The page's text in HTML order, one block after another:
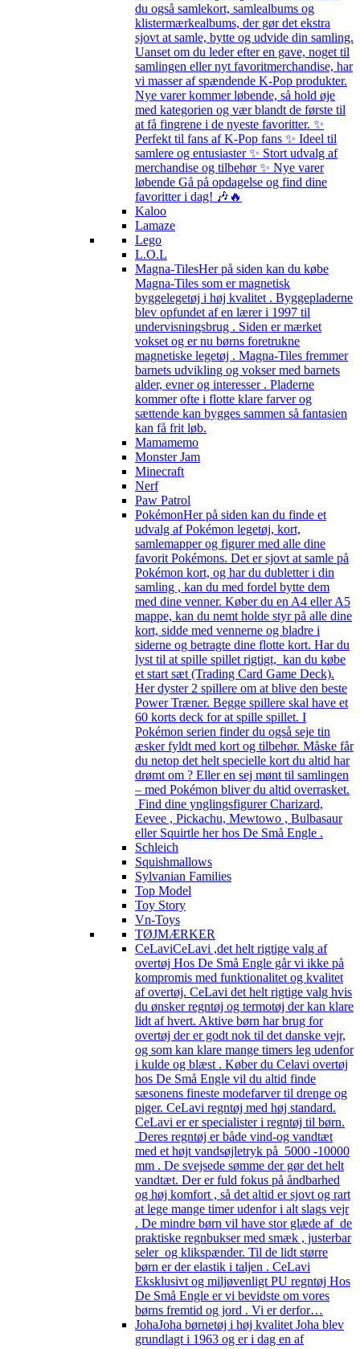
du også samlekort, samlealbums og
klistermærkealbums, der gør det ekstra
sjovt at samle, bytte og udvide din samling.
Uanset om du leder efter en gave, noget til
samlingen eller nyt favoritmerchandise, har
vi masser af spændende K-Pop produkter.
Nye varer kommer løbende, så hold øje
med kategorien og vær blandt de første til
at få fingrene i de nyeste favoritter. ✨
Perfekt til fans af K-Pop fans ✨ Ideel til
samlere og entusiaster ✨ Stort udvalg af
merchandise og tilbehør ✨ Nye varer
løbende Gå på opdagelse og find dine
favoritter i dag! 🎶🔥
Kaloo
Lamaze
Lego
L.O.L
Magna-TilesHer på siden kan du købe
Magna-Tiles som er magnetisk
byggelegetøj i høj kvalitet . Byggepladerne
blev opfundet af en lærer i 1997 til
undervisningsbrug . Siden er mærket
vokset og er nu børns foretrukne
magnetiske legetøj . Magna-Tiles fremmer
barnets udvikling og vokser med barnets
alder, evner og interesser . Pladerne
kommer ofte i flotte klare farver og
sættende kan bygges sammen så fantasien
kan få frit løb.
Mamamemo
Monster Jam
Minecraft
Nerf
Paw Patrol
PokémonHer på siden kan du finde et
udvalg af Pokémon legetøj, kort,
samlemapper og figurer med alle dine
favorit Pokémons. Det er sjovt at samle på
Pokémon kort, og har du dubletter i din
samling , kan du med fordel bytte dem
med dine venner. Køber du en A4 eller A5
mappe, kan du nemt holde styr på alle dine
kort, sidde med vennerne og bladre i
siderne og betragte dine flotte kort. Har du
lyst til at spille spillet rigtigt, kan du købe
et start sæt (Trading Card Game Deck).
Her dyster 2 spillere om at blive den beste
Power Træner. Begge spillere skal have et
60 korts deck for at spille spillet. I
Pokémon serien finder du også seje tin
æsker fyldt med kort og tilbehør. Måske får
du netop det helt specielle kort du altid har
drømt om ? Eller en sej mønt til samlingen
– med Pokémon bliver du altid overrasket.
Find dine ynglingsfigurer Charizard,
Eevee , Pickachu, Mewtowo , Bulbasaur
eller Squirtle her hos De Små Engle .
Schleich
Squishmallows
Sylvanian Families
Top Model
Toy Story
Vn-Toys
TØJMÆRKER
CeLaviCeLavi ,det helt rigtige valg af
overtøj Hos De Små Engle går vi ikke på
kompromis med funktionalitet og kvalitet
af overtøj. CeLavi det helt rigtige valg hvis
du ønsker regntøj og termotøj der kan klare
lidt af hvert. Aktive børn har brug for
overtøj der er godt nok til det danske vejr,
og som kan klare mange timers leg udenfor
i kulde og blæst . Køber du Celavi overtøj
hos De Små Engle vil du altid finde
sæsonens fineste modefarver til drenge og
piger. CeLavi regntøj med høj standard.
CeLavi er er specialister i regntøj til børn.
Deres regntøj er både vind-og vandtæt
med et højt vandsøjletryk på 5000 -10000
mm . De svejsede sømme der gør det helt
vandtæt. Der er fuld fokus på åndbarhed
og høj komfort , så det altid er sjovt og rart
at lege mange timer udenfor i alt slags vejr
. De mindre børn vil have stor glæde af de
praktiske regnbukser med smæk , justerbar
seler og klikspænder. Til de lidt større
børn er der elastik i taljen . CeLavi
Eksklusivt og miljøvenligt PU regntøj Hos
De Små Engle er vi bevidste om vores
børns fremtid og jord . Vi er derfor…
JohaJoha børnetøj i høj kvalitet Joha blev
grundlagt i 1963 og er i dag en af